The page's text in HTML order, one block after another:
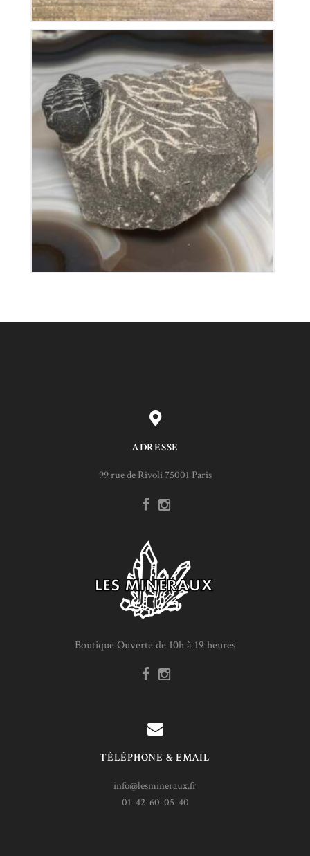
Trilobite Gerastos Proteus
32€
ADRESSE
99 rue de Rivoli 75001 Paris
Boutique Ouverte de 10h à 19 heures
TÉLÉPHONE & EMAIL
info@lesmineraux.fr
01-42-60-05-40